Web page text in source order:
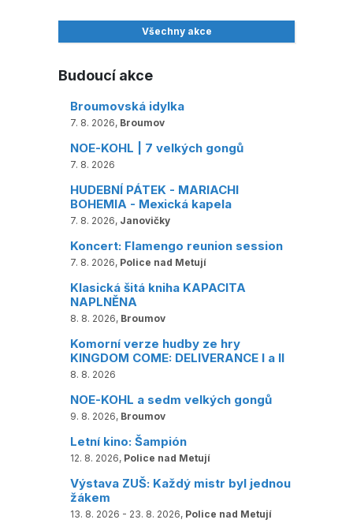
Všechny akce
Budoucí akce
Broumovská idylka
7. 8. 2026, Broumov
NOE-KOHL | 7 velkých gongů
7. 8. 2026
HUDEBNÍ PÁTEK - MARIACHI
BOHEMIA - Mexická kapela
7. 8. 2026, Janovičky
Koncert: Flamengo reunion session
7. 8. 2026, Police nad Metují
Klasická šitá kniha KAPACITA
NAPLNĚNA
8. 8. 2026, Broumov
Komorní verze hudby ze hry
KINGDOM COME: DELIVERANCE I a II
8. 8. 2026
NOE-KOHL a sedm velkých gongů
9. 8. 2026, Broumov
Letní kino: Šampión
12. 8. 2026, Police nad Metují
Výstava ZUŠ: Každý mistr byl jednou
žákem
13. 8. 2026 - 23. 8. 2026, Police nad Metují